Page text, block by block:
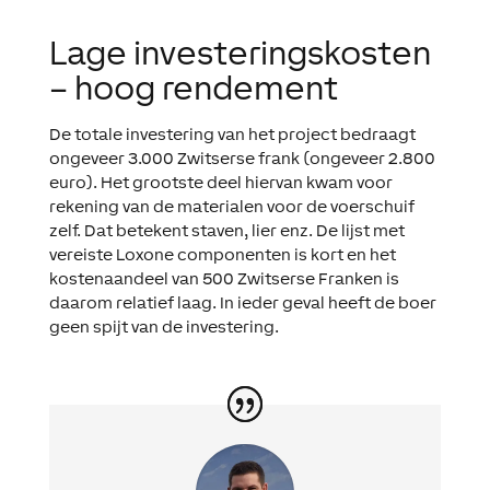
Lage investeringskosten
– hoog rendement
De totale investering van het project bedraagt
ongeveer 3.000 Zwitserse frank (ongeveer 2.800
euro). Het grootste deel hiervan kwam voor
rekening van de materialen voor de voerschuif
zelf. Dat betekent staven, lier enz. De lijst met
vereiste Loxone componenten is kort en het
kostenaandeel van 500 Zwitserse Franken is
daarom relatief laag. In ieder geval heeft de boer
geen spijt van de investering.